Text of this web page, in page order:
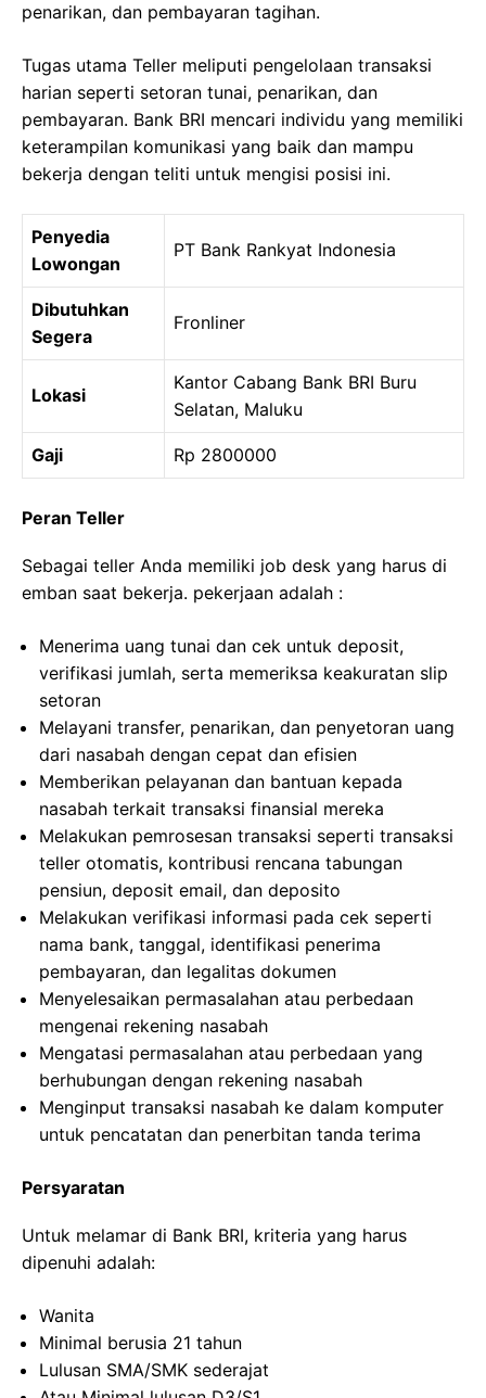
penarikan, dan pembayaran tagihan.
Tugas utama Teller meliputi pengelolaan transaksi
harian seperti setoran tunai, penarikan, dan
pembayaran. Bank BRI mencari individu yang memiliki
keterampilan komunikasi yang baik dan mampu
bekerja dengan teliti untuk mengisi posisi ini.
Penyedia
Lowongan
PT Bank Rankyat Indonesia
Dibutuhkan
Segera
Fronliner
Lokasi
Kantor Cabang Bank BRI Buru
Selatan, Maluku
Gaji Rp 2800000
Peran Teller
Sebagai teller Anda memiliki job desk yang harus di
emban saat bekerja. pekerjaan adalah :
Menerima uang tunai dan cek untuk deposit,
verifikasi jumlah, serta memeriksa keakuratan slip
setoran
Melayani transfer, penarikan, dan penyetoran uang
dari nasabah dengan cepat dan efisien
Memberikan pelayanan dan bantuan kepada
nasabah terkait transaksi finansial mereka
Melakukan pemrosesan transaksi seperti transaksi
teller otomatis, kontribusi rencana tabungan
pensiun, deposit email, dan deposito
Melakukan verifikasi informasi pada cek seperti
nama bank, tanggal, identifikasi penerima
pembayaran, dan legalitas dokumen
Menyelesaikan permasalahan atau perbedaan
mengenai rekening nasabah
Mengatasi permasalahan atau perbedaan yang
berhubungan dengan rekening nasabah
Menginput transaksi nasabah ke dalam komputer
untuk pencatatan dan penerbitan tanda terima
Persyaratan
Untuk melamar di Bank BRI, kriteria yang harus
dipenuhi adalah:
Wanita
Minimal berusia 21 tahun
Lulusan SMA/SMK sederajat